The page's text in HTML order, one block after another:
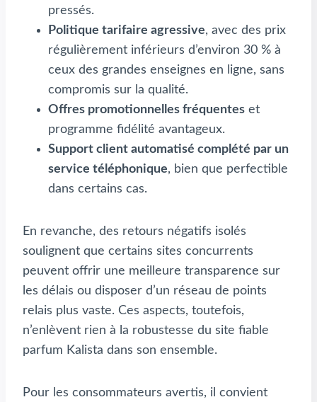
pressés.
Politique tarifaire agressive, avec des prix
régulièrement inférieurs d’environ 30 % à
ceux des grandes enseignes en ligne, sans
compromis sur la qualité.
Offres promotionnelles fréquentes et
programme fidélité avantageux.
Support client automatisé complété par un
service téléphonique, bien que perfectible
dans certains cas.
En revanche, des retours négatifs isolés
soulignent que certains sites concurrents
peuvent offrir une meilleure transparence sur
les délais ou disposer d’un réseau de points
relais plus vaste. Ces aspects, toutefois,
n’enlèvent rien à la robustesse du site fiable
parfum Kalista dans son ensemble.
Pour les consommateurs avertis, il convient